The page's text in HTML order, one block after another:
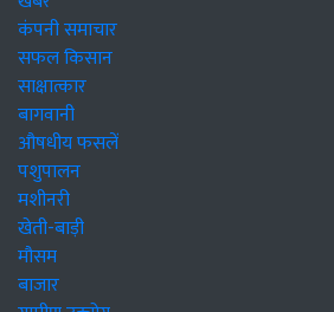
कंपनी समाचार
सफल किसान
साक्षात्कार
बागवानी
औषधीय फसलें
पशुपालन
मशीनरी
खेती-बाड़ी
मौसम
बाजार